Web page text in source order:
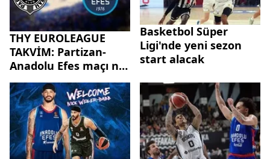
THY EUROLEAGUE
TAKVİM: Partizan-
Anadolu Efes maçı ne
zaman, saat kaçta,
hangi kanalda?
Basketbol Süper
Ligi'nde yeni sezon
start alacak